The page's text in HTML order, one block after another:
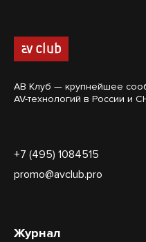
АВ Клуб — крупнейшее
AV-технологий в России и
+7 (495) 1084515
promo@avclub.pro
Журнал